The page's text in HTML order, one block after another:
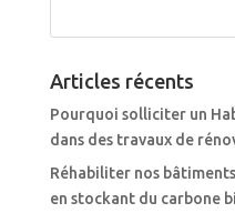
Articles récents
Pourquoi solliciter un
dans des travaux de
Réhabiliter nos
en stockant du carbone